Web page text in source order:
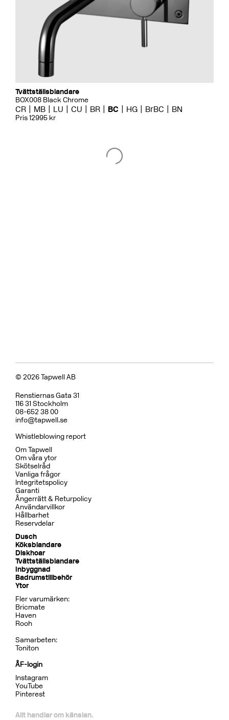
Tvättställsblandare
BOX008 Black Chrome
CR MB LU CU BR BC HG BrBC BN
Pris 12995 kr
Koppar
BOX7200 ED2 Black Chrome
CR MB
Pris 29995 kr
Dusch
BOX7268 ED2 Black Chrome
CR MB